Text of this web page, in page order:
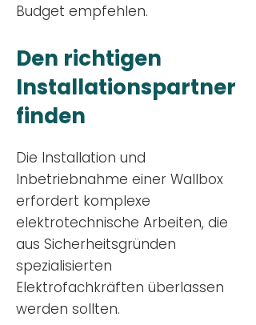
Budget empfehlen.
Den richtigen
Installationspartner
finden
Die Installation und
Inbetriebnahme einer Wallbox
erfordert komplexe
elektrotechnische Arbeiten, die
aus Sicherheitsgründen
spezialisierten
Elektrofachkräften überlassen
werden sollten.